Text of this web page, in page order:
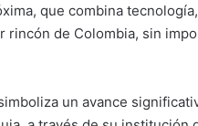
que combina
rincón de Colombia, sin
un avance